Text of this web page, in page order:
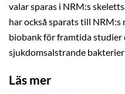
valar sparas i NRM:s
har också sparats till NRM:s
biobank för framtida studier
sjukdomsalstrande
Läs mer